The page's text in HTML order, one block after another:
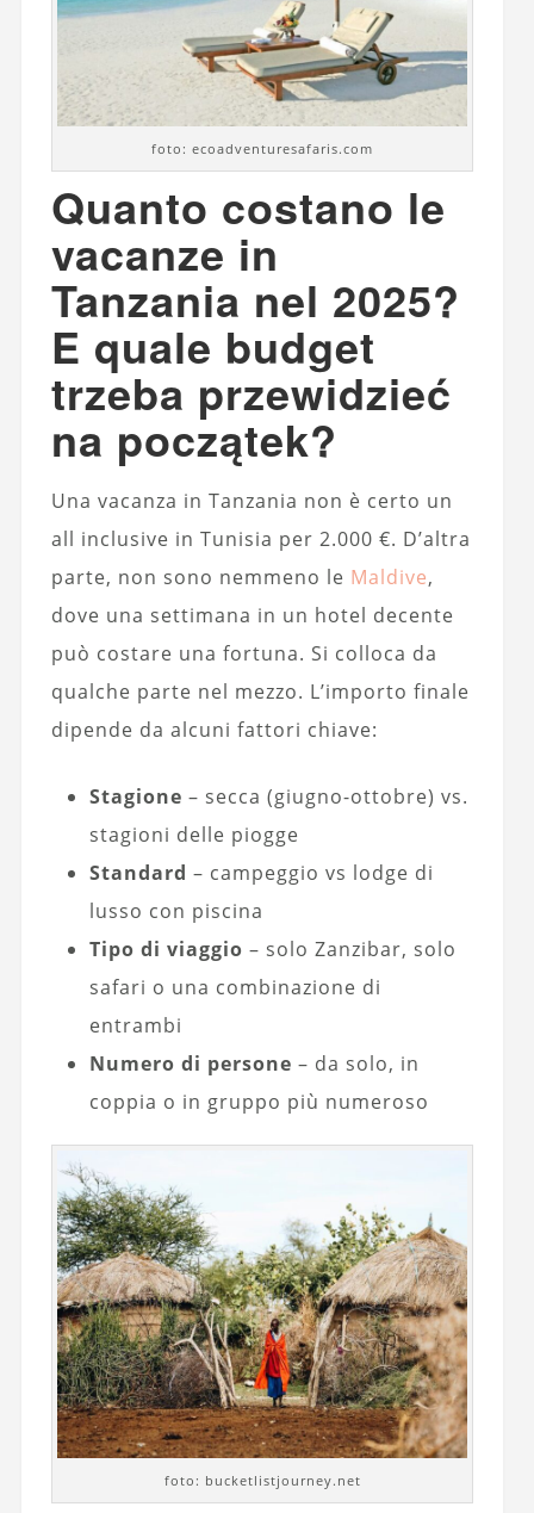
foto: ecoadventuresafaris.com
Quanto costano le
vacanze in
Tanzania nel 2025?
E quale budget
trzeba przewidzieć
na początek?
Una vacanza in Tanzania non è certo un
all inclusive in Tunisia per 2.000 €. D’altra
parte, non sono nemmeno le Maldive,
dove una settimana in un hotel decente
può costare una fortuna. Si colloca da
qualche parte nel mezzo. L’importo finale
dipende da alcuni fattori chiave:
Stagione – secca (giugno-ottobre) vs.
stagioni delle piogge
Standard – campeggio vs lodge di
lusso con piscina
Tipo di viaggio – solo Zanzibar, solo
safari o una combinazione di
entrambi
Numero di persone – da solo, in
coppia o in gruppo più numeroso
foto: bucketlistjourney.net